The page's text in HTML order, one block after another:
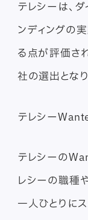
テレシーは、
ンディングの
る点が評価さ
社の選出となり
テレシー
テレシーの
レシーの職種
一人ひとりに